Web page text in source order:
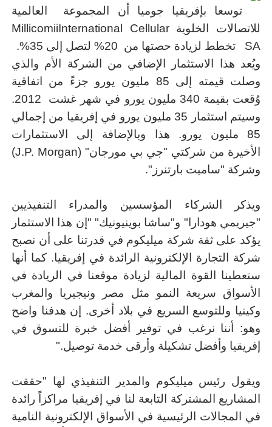
توسعا بإفريقيا جوميا أن المجموعة العالمية
للاتصالات الخلوية MillicomiiInternational Cellular
SA تخطط لزيادة حصتها من 20% لتصل إلى 35%.
ويُعد هذا الاستثمار الإضافي من الشركة الأم والذي
وصلت قيمته إلى 85 مليون يورو جزءً من اتفاقية
وُقعت بقيمة 340 مليون يورو في شهر غشت 2012.
وسيتم استثمار 35 مليون يورو في إفريقيا من إجمالي
85 مليون يورو. هذا وبالإضافة إلى الاستثمارات
الأخيرة من شركتي "جي بي مورجان" (J.P. Morgan)
وشركة "ساميت بارتنرز".
ويذكر الشركاء المؤسسين والمدراء التنفيذيين
"جيريمي هودارا" و"ساشا بوينيونيك" "إن هذا الاستثمار
يؤكد على ثقة شركة ميليكوم في قدرتنا على أن نصبح
شركة التجارة الإلكترونية الرائدة في إفريقيا. كما أنها
ستعطينا القوة المالية لزيادة موقعنا في الريادة في
الأسواق سريعة النمو مثل مصر ونيجيريا والمغرب
وكينيا وللتوسع السريع في بلاد أخرى. إن هدفنا واضح
وهو: أننا نرغب في توفير أفضل خبرة للتسوق في
إفريقيا وأفضل تشكيلة وأرقى خدمة توصيل."
ويقول رئيس ميليكوم والمدير التنفيذي لها "حققت
المشاريع المشتركة التابعة لنا في إفريقيا مراكزاً رائدة
في المجالات الرئيسية في الأسواق الإلكترونية النامية